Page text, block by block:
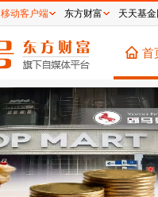
首
移动客户端 东方财富 天天基金